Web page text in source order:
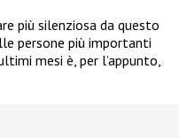
più silenziosa da questo
persone più importanti
mesi è, per l’appunto,